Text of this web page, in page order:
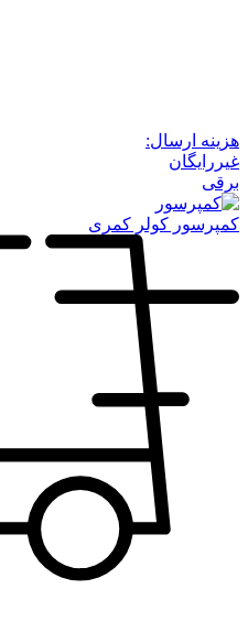
هزینه ارسال:
غیررایگان
برقی
کمپرسور کولر کمری